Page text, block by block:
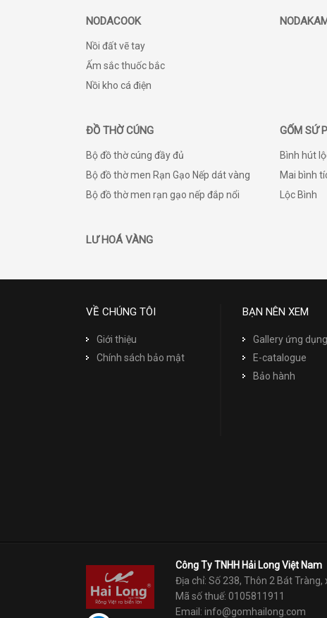
NODACOOK
Nồi đất vẽ tay
Ấm sắc thuốc bắc
Nồi kho cá điện
ĐỒ THỜ CÚNG
Bộ đồ thờ cúng đầy đủ
Bộ đồ thờ men Rạn Gạo Nếp dát vàng
Bộ đồ thờ men rạn gạo nếp đắp nổi
GỐM SỨ
Bình hút
Mai bình
Lộc Bình
LƯ HOÁ VÀNG
VỀ CHÚNG TÔI
Giới thiệu
Chính sách bảo mật
BẠN NÊN XEM
Gallery ứng
E-catalogue
Bảo hành
Công Ty TNHH Hải Long Việt Nam
Địa chỉ: Số 238, Thôn 2 Bát Tràng,
Mã số thuế: 0105811911
Email: info@gomhailong.com